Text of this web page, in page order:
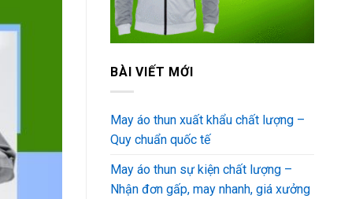
BÀI VIẾT MỚI
May áo thun xuất khẩu chất lượng –
Quy chuẩn quốc tế
May áo thun sự kiện chất lượng –
Nhận đơn gấp, may nhanh, giá xưởng